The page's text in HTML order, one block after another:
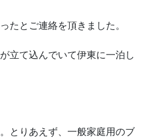
たとご連絡を頂きました。
立て込んでいて伊東に一泊し
とりあえず、一般家庭用のブ